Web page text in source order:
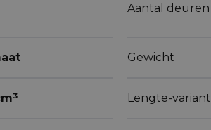
Aantal deuren
Gewicht
Lengte-variant